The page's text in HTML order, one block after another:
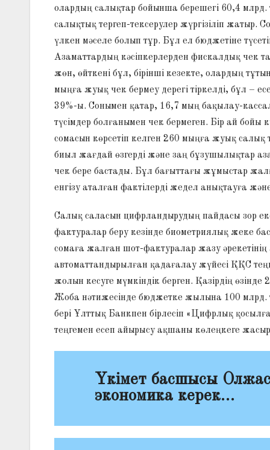
олардың салықтар бойынша берешегі 60,4 млрд.
салықтық тергеп-тексерулер жүргізіліп жатыр.
үлкен мәселе болып тұр. Бұл ел бюджетіне
Азаматтардың кәсіпкерлерден фискалдық чек
жөн, өйткені бұл, бірінші кезекте, олардың
мыңға жуық чек бермеу дерегі тіркелді, бұл
39%-ы. Сонымен қатар, 16,7 мың бақылау-
түсімдер болғанымен чек бермеген. Бір ай бойы
сомасын көрсетіп келген 260 мыңға жуық салық
биыл жағдай өзгерді және заң бұзушылықтар
чек бере бастады. Бұл бағыттағы жұмыстар
енгізу аталған фактілерді жедел анықтауға
Салық саласын цифрландырудың пайдасы зор
фактуралар беру кезінде биометриялық жеке
сомаға жалған шот-фактуралар жазу
автоматтандырылған қадағалау жүйесі ҚҚС
жолын кесуге мүмкіндік берген. Қазірдің
Жоба нәтижесінде бюджетке жылына 100 млрд.
бері Ұлттық Банкпен бірлесіп «Цифрлық
теңгемен есеп айырысу ақшаны көлеңкеге
Үкімет басшысы
экономика керек…